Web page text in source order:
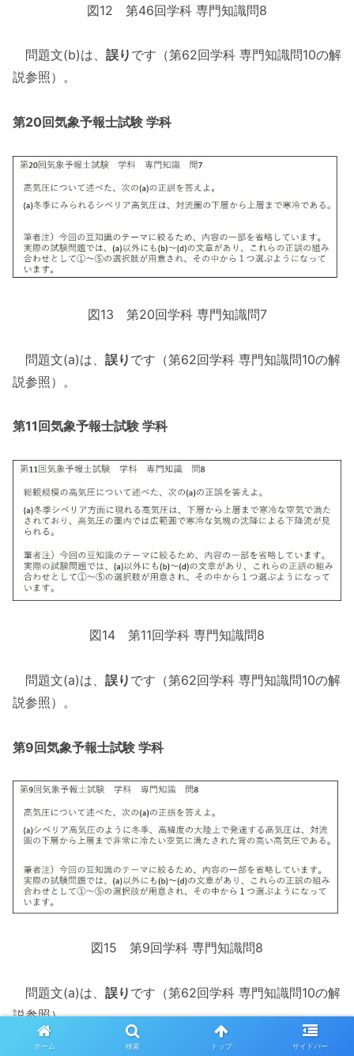
図12 第46回学科 専門知識問8
問題文(b)は、 誤り です（第62回学科 専門知識問10の解
説参照）。
第20回気象予報士試験 学科
図13 第20回学科 専門知識問7
問題文(a)は、 誤り です（第62回学科 専門知識問10の解
説参照）。
第11回気象予報士試験 学科
図14 第11回学科 専門知識問8
問題文(a)は、 誤り です（第62回学科 専門知識問10の解
説参照）。
第9回気象予報士試験 学科
図15 第9回学科 専門知識問8
問題文(a)は、 誤り です（第62回学科 専門知識問10の解
説参照）。
ホーム 検索 トップ サイドバー